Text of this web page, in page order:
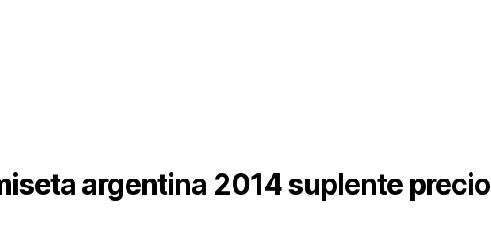
argentina 2014 suplente precio